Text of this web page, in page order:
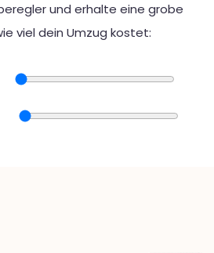
und erhalte eine grobe
viel dein Umzug kostet: